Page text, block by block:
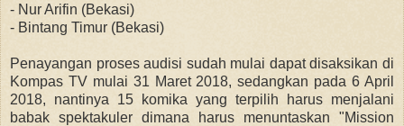
- Nur Arifin (Bekasi)
- Bintang Timur (Bekasi)
Penayangan proses audisi sudah mulai dapat disaksikan di
Kompas TV mulai 31 Maret 2018, sedangkan pada 6 April
2018, nantinya 15 komika yang terpilih harus menjalani
babak spektakuler dimana harus menuntaskan "Mission